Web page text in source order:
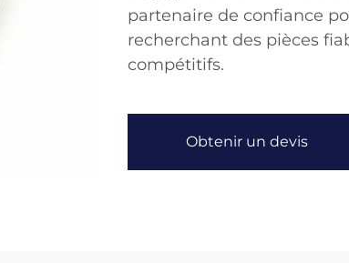
partenaire de confiance
recherchant des pièces
compétitifs.
Obtenir un devis